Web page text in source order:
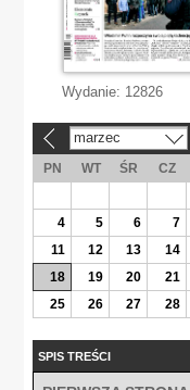
Wydanie: 12826
marzec
PN WT ŚR CZ
4
5 6 7
11
12 13 14
18
19 20 21
25
26 27 28
SPIS TREŚCI